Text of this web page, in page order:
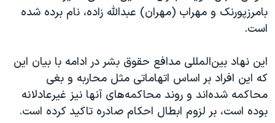
نرگس محمدی برنده جایزه نوبل صلح
صفحه‌های ویژه
سفر پرزیدنت ترامپ به چین
بامرزپورنک و مهراب (مهران) عبدالله زاده، نام برده شده
است.
این نهاد بین‌المللی مدافع حقوق بشر در ادامه با بیان این
که این افراد بر اساس اتهاماتی مثل محاربه و بغی
محاکمه شده‌اند و روند محاکمه‌های آنها نیز غیرعادلانه
بوده است، بر لزوم ابطال احکام صادره تاکید کرده است.